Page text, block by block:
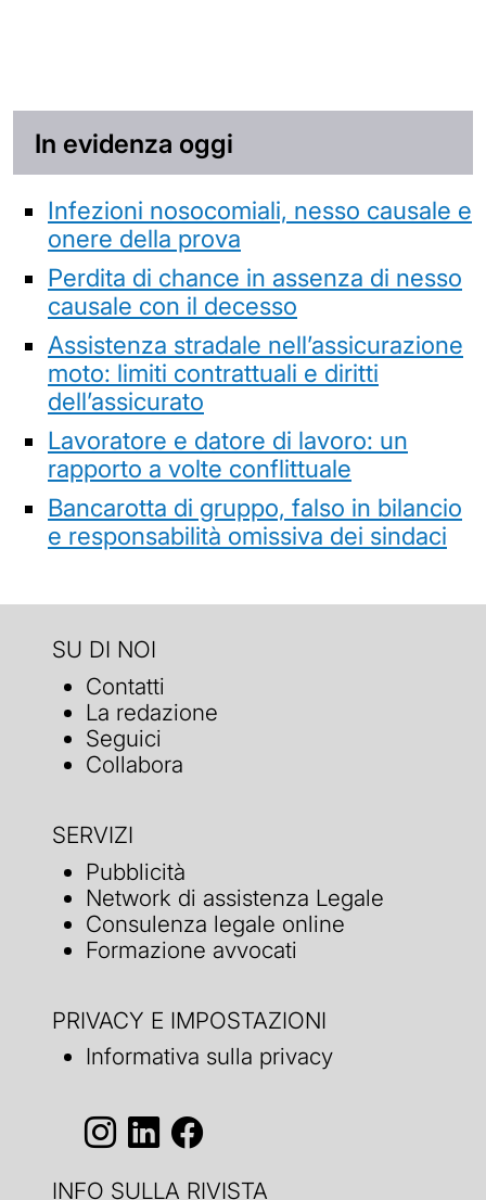
In evidenza oggi
Infezioni nosocomiali, nesso causale e
onere della prova
Perdita di chance in assenza di nesso
causale con il decesso
Assistenza stradale nell’assicurazione
moto: limiti contrattuali e diritti
dell’assicurato
Lavoratore e datore di lavoro: un
rapporto a volte conflittuale
Bancarotta di gruppo, falso in bilancio
e responsabilità omissiva dei sindaci
SU DI NOI
Contatti
La redazione
Seguici
Collabora
SERVIZI
Pubblicità
Network di assistenza Legale
Consulenza legale online
Formazione avvocati
PRIVACY E IMPOSTAZIONI
Informativa sulla privacy
INFO SULLA RIVISTA